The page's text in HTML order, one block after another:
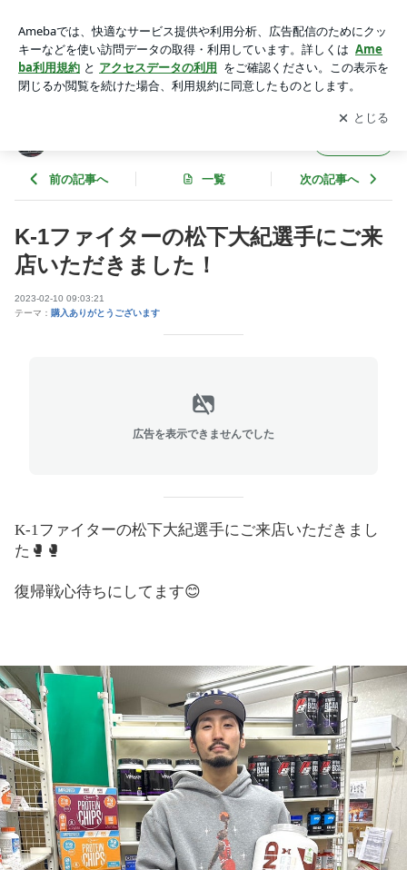
ポーツサプリのボディパワーブログ
アプリをダウンロードして ブログの更新通知
を受け取りまし
ょう。
開く
前の記事へ 一覧 次の記事へ
K-1ファイターの松下大紀選手にご来
店いただきました！
2023-02-10 09:03:21
テーマ： 購入ありがとうございます
広告を表示できませんでした
K-1ファイターの松下大紀選手にご来店いただきまし
た 🥊🥊
復帰戦心待ちにしてます😊